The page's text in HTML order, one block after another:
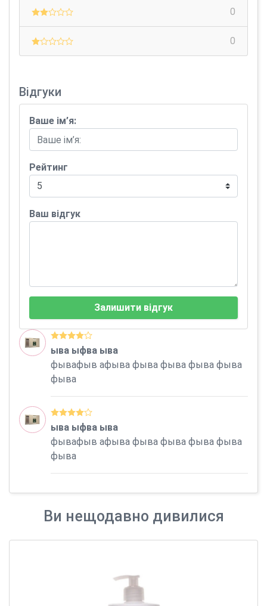
0
0
Відгуки
Ваше ім’я:
Рейтинг
Ваш відгук
Залишити відгук
ыва ыфва ыва
фывафыв афыва фыва фыва фыва фыва
фыва
ыва ыфва ыва
фывафыв афыва фыва фыва фыва фыва
фыва
Ви нещодавно дивилися